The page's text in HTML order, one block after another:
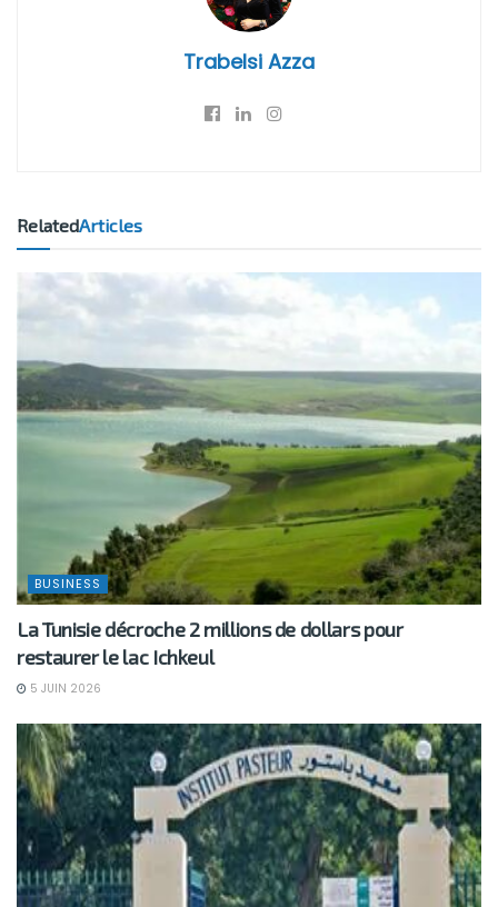
Trabelsi Azza
RelatedArticles
BUSINESS
La Tunisie décroche 2 millions de dollars pour
restaurer le lac Ichkeul
5 JUIN 2026